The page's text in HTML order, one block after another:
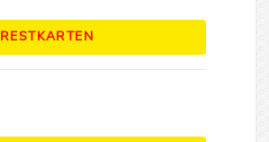
RESTKARTEN